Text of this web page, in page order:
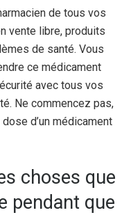
de tous vos
vente libre, produits
de santé. Vous
ce médicament
avec tous vos
Ne commencez pas,
d’un médicament
choses que
pendant que